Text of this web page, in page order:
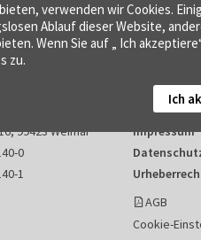
99423 Weimar
0
1
Kontakt
Impressum
AGB
Cookie-
verwenden wir Cookies.
Ablauf dieser Website,
Wenn Sie auf „ Ich
zu.
Ich